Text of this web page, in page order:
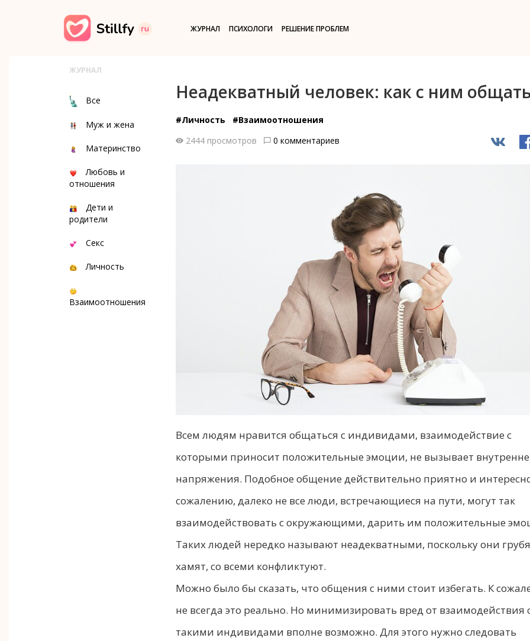
ЖУРНАЛ ПСИХОЛОГИ РЕШЕНИЕ ПРОБЛЕМ
ЖУРНАЛ
Все
Муж и жена
Материнство
Любовь и
отношения
Дети и
родители
Секс
Личность
Взаимоотношения
Неадекватный человек: как с ним
#Личность
#Взаимоотношения
2444 просмотров
0 комментариев
Всем людям нравится общаться с индивидами, взаимодействие с
которыми приносит положительные эмоции, не вызывает
напряжения. Подобное общение действительно приятно и
сожалению, далеко не все люди, встречающиеся на пути, могут так
взаимодействовать с окружающими, дарить им положительные
Таких людей нередко называют неадекватными, поскольку они
хамят, со всеми конфликтуют.
Можно было бы сказать, что общения с ними стоит избегать. К
не всегда это реально. Но минимизировать вред от взаимодействия
такими индивидами вполне возможно. Для этого нужно следовать